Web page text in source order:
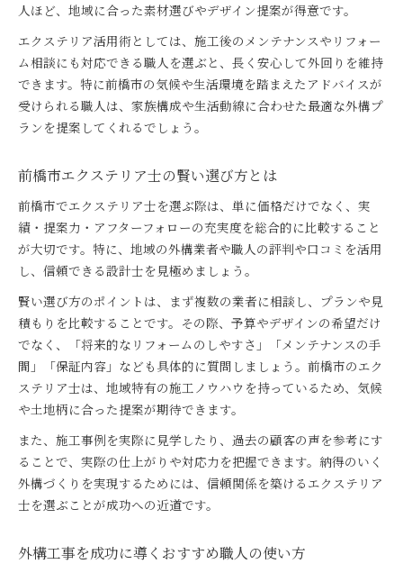
人ほど、地域に合った素材選びやデザイン提案が得意です。
エクステリア活用術としては、施工後のメンテナンスやリフォー
ム相談にも対応できる職人を選ぶと、長く安心して外回りを維持
できます。特に前橋市の気候や生活環境を踏まえたアドバイスが
受けられる職人は、家族構成や生活動線に合わせた最適な外構プ
ランを提案してくれるでしょう。
前橋市エクステリア士の賢い選び方とは
前橋市でエクステリア士を選ぶ際は、単に価格だけでなく、実
績・提案力・アフターフォローの充実度を総合的に比較すること
が大切です。特に、地域の外構業者や職人の評判や口コミを活用
し、信頼できる設計士を見極めましょう。
賢い選び方のポイントは、まず複数の業者に相談し、プランや見
積もりを比較することです。その際、予算やデザインの希望だけ
でなく、「将来的なリフォームのしやすさ」「メンテナンスの手
間」「保証内容」なども具体的に質問しましょう。前橋市のエク
ステリア士は、地域特有の施工ノウハウを持っているため、気候
や土地柄に合った提案が期待できます。
また、施工事例を実際に見学したり、過去の顧客の声を参考にす
ることで、実際の仕上がりや対応力を把握できます。納得のいく
外構づくりを実現するためには、信頼関係を築けるエクステリア
士を選ぶことが成功への近道です。
外構工事を成功に導くおすすめ職人の使い方